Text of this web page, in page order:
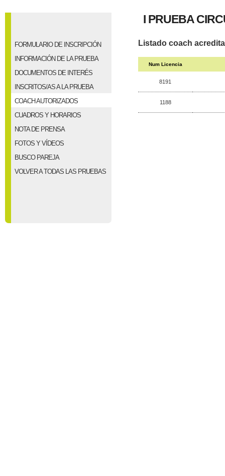
FORMULARIO DE INSCRIPCIÓN
INFORMACIÓN DE LA PRUEBA
DOCUMENTOS DE INTERÉS
INSCRITOS/AS A LA PRUEBA
COACH AUTORIZADOS
CUADROS Y HORARIOS
NOTA DE PRENSA
FOTOS Y VÍDEOS
BUSCO PAREJA
VOLVER A TODAS LAS PRUEBAS
I PRUEBA
Listado coach
Num Licencia
8191
1188